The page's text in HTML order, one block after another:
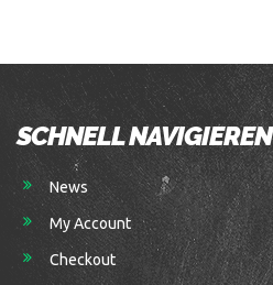
SCHNELL NAVIGIEREN
News
My Account
Checkout